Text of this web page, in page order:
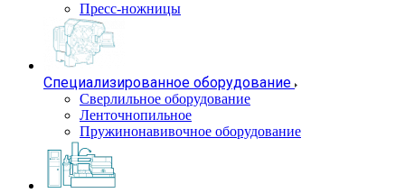
Пресс-ножницы
Специализированное оборудование
Сверлильное оборудование
Ленточнопильное
Пружинонавивочное оборудование